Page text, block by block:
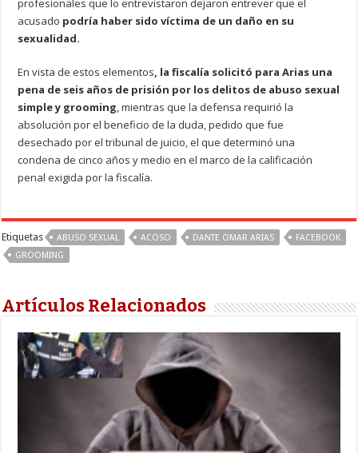
profesionales que lo entrevistaron dejaron entrever que el
acusado podría haber sido víctima de un daño en su
sexualidad.
En vista de estos elementos, la fiscalía solicitó para Arias una
pena de seis años de prisión por los delitos de abuso sexual
simple y grooming, mientras que la defensa requirió la
absolución por el beneficio de la duda, pedido que fue
desechado por el tribunal de juicio, el que determinó una
condena de cinco años y medio en el marco de la calificación
penal exigida por la fiscalía.
Etiquetas ABUSO SEXUAL ACOSO DANTE OMAR ARIAS
FACEBOOK
GROOMING
Artículos Relacionados